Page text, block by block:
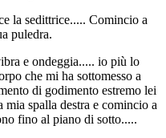
la sedittrice..... Comincio a
puledra.
e ondeggia..... io più lo
che mi ha sottomesso a
di godimento estremo lei
spalla destra e comincio a
fino al piano di sotto.....